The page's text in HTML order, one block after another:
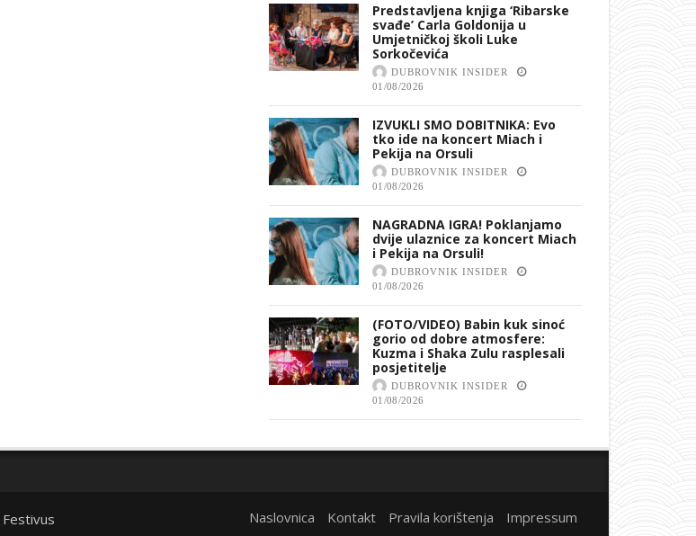
Predstavljena knjiga ‘Ribarske
svađe’ Carla Goldonija u
Umjetničkoj školi Luke
Sorkočevića
DUBROVNIK INSIDER
01/08/2026
IZVUKLI SMO DOBITNIKA: Evo
tko ide na koncert Miach i
Pekija na Orsuli
DUBROVNIK INSIDER
01/08/2026
NAGRADNA IGRA! Poklanjamo
dvije ulaznice za koncert Miach
i Pekija na Orsuli!
DUBROVNIK INSIDER
01/08/2026
(FOTO/VIDEO) Babin kuk sinoć
gorio od dobre atmosfere:
Kuzma i Shaka Zulu rasplesali
posjetitelje
DUBROVNIK INSIDER
01/08/2026
Festivus Naslovnica Kontakt Pravila korištenja Impressum